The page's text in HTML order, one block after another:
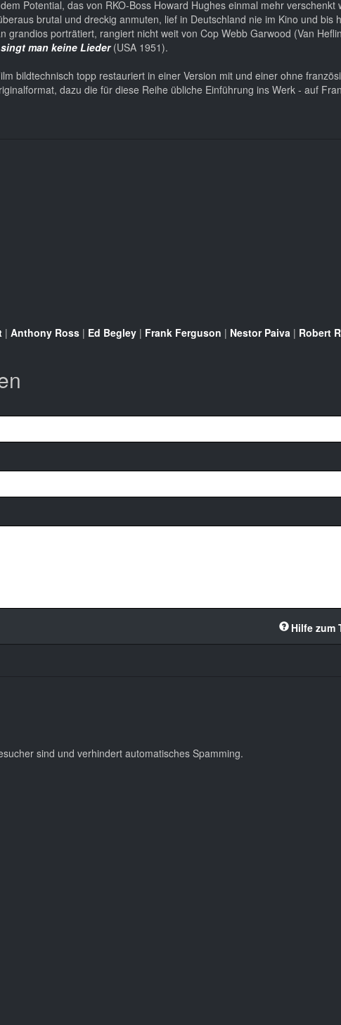
Potential, das von RKO-Boss Howard Hughes einmal mehr verschenkt
brutal und dreckig anmuten, lief in Deutschland nie im Kino und bis
grandios porträtiert, rangiert nicht weit von Cop Webb Garwood (Van
man keine Lieder(USA 1951).
bildtechnisch topp restauriert in einer Version mit und einer ohne
dazu die für diese Reihe übliche Einführung ins Werk - auf
| Anthony Ross | Ed Begley | Frank Ferguson | Nestor Paiva | Robert
Hilfe zum
sind und verhindert automatisches Spamming.